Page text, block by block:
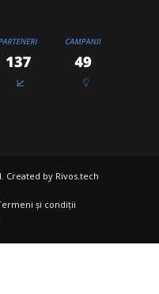
Created by Rivos.tech
și condiții